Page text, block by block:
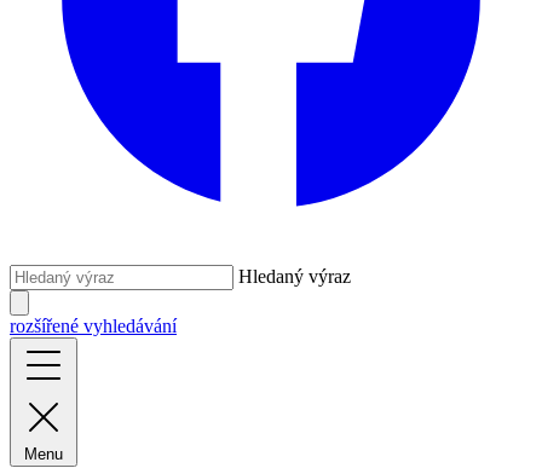
Hledaný výraz
rozšířené vyhledávání
Menu